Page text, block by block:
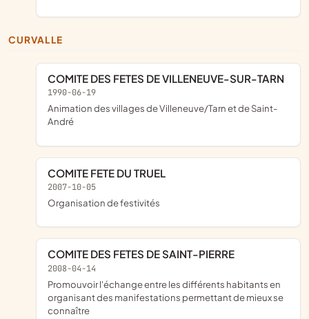
CURVALLE
COMITE DES FETES DE VILLENEUVE-SUR-TARN
1990-06-19
Animation des villages de Villeneuve/Tarn et de Saint-
André
COMITE FETE DU TRUEL
2007-10-05
organisation de festivités
COMITE DES FETES DE SAINT-PIERRE
2008-04-14
promouvoir l'échange entre les différents habitants en
organisant des manifestations permettant de mieux se
connaître